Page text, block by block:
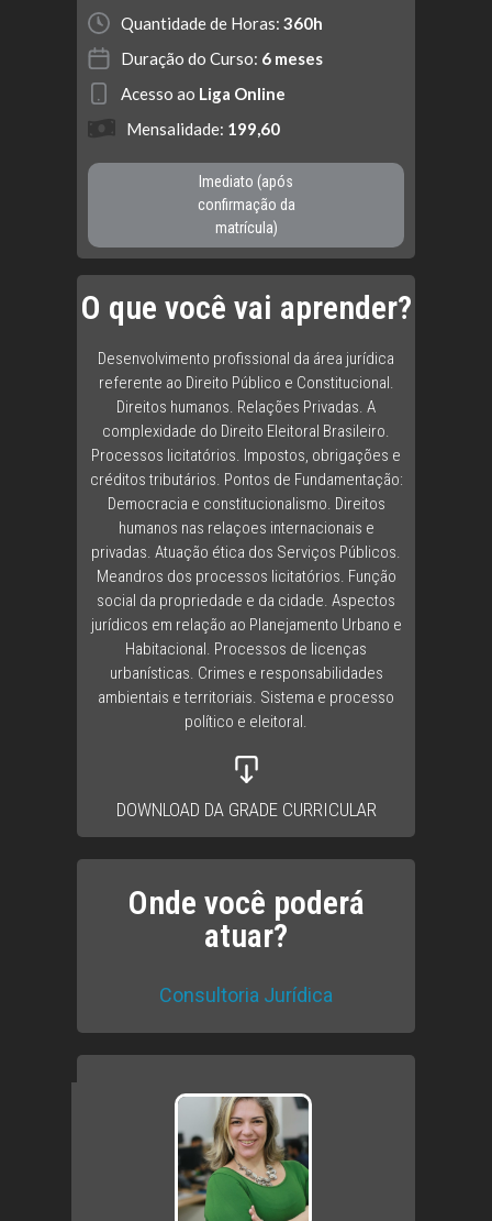
Quantidade de Horas: 360h
Duração do Curso: 6 meses
Acesso ao Liga Online
Mensalidade: 199,60
Imediato (após
confirmação da
matrícula)
O que você vai aprender?
Desenvolvimento profissional da área jurídica
referente ao Direito Público e Constitucional.
Direitos humanos. Relações Privadas. A
complexidade do Direito Eleitoral Brasileiro.
Processos licitatórios. Impostos, obrigações e
créditos tributários. Pontos de Fundamentação:
Democracia e constitucionalismo. Direitos
humanos nas relaçoes internacionais e
privadas. Atuação ética dos Serviços Públicos.
Meandros dos processos licitatórios. Função
social da propriedade e da cidade. Aspectos
jurídicos em relação ao Planejamento Urbano e
Habitacional. Processos de licenças
urbanísticas. Crimes e responsabilidades
ambientais e territoriais. Sistema e processo
político e eleitoral.
DOWNLOAD DA GRADE CURRICULAR
Onde você poderá
atuar?
Consultoria Jurídica